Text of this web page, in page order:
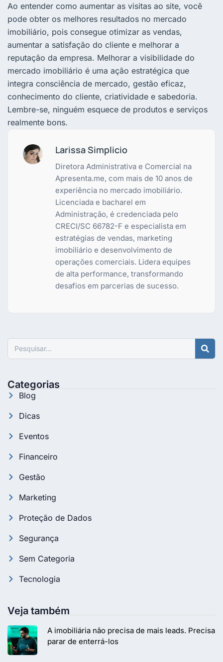
Ao entender como aumentar as visitas ao site, você
pode obter os melhores resultados no mercado
imobiliário, pois consegue otimizar as vendas,
aumentar a satisfação do cliente e melhorar a
reputação da empresa. Melhorar a visibilidade do
mercado imobiliário é uma ação estratégica que
integra consciência de mercado, gestão eficaz,
conhecimento do cliente, criatividade e sabedoria.
Lembre-se, ninguém esquece de produtos e serviços
realmente bons.
Larissa Simplicio
Diretora Administrativa e Comercial na
Apresenta.me, com mais de 10 anos de
experiência no mercado imobiliário.
Licenciada e bacharel em
Administração, é credenciada pelo
CRECI/SC 66782-F e especialista em
estratégias de vendas, marketing
imobiliário e desenvolvimento de
operações comerciais. Lidera equipes
de alta performance, transformando
desafios em parcerias de sucesso.
Pesquisar
Categorias
Blog
Dicas
Eventos
Financeiro
Gestão
Marketing
Proteção de Dados
Segurança
Sem Categoria
Tecnologia
Veja também
A imobiliária não precisa de mais leads. Precisa
parar de enterrá-los